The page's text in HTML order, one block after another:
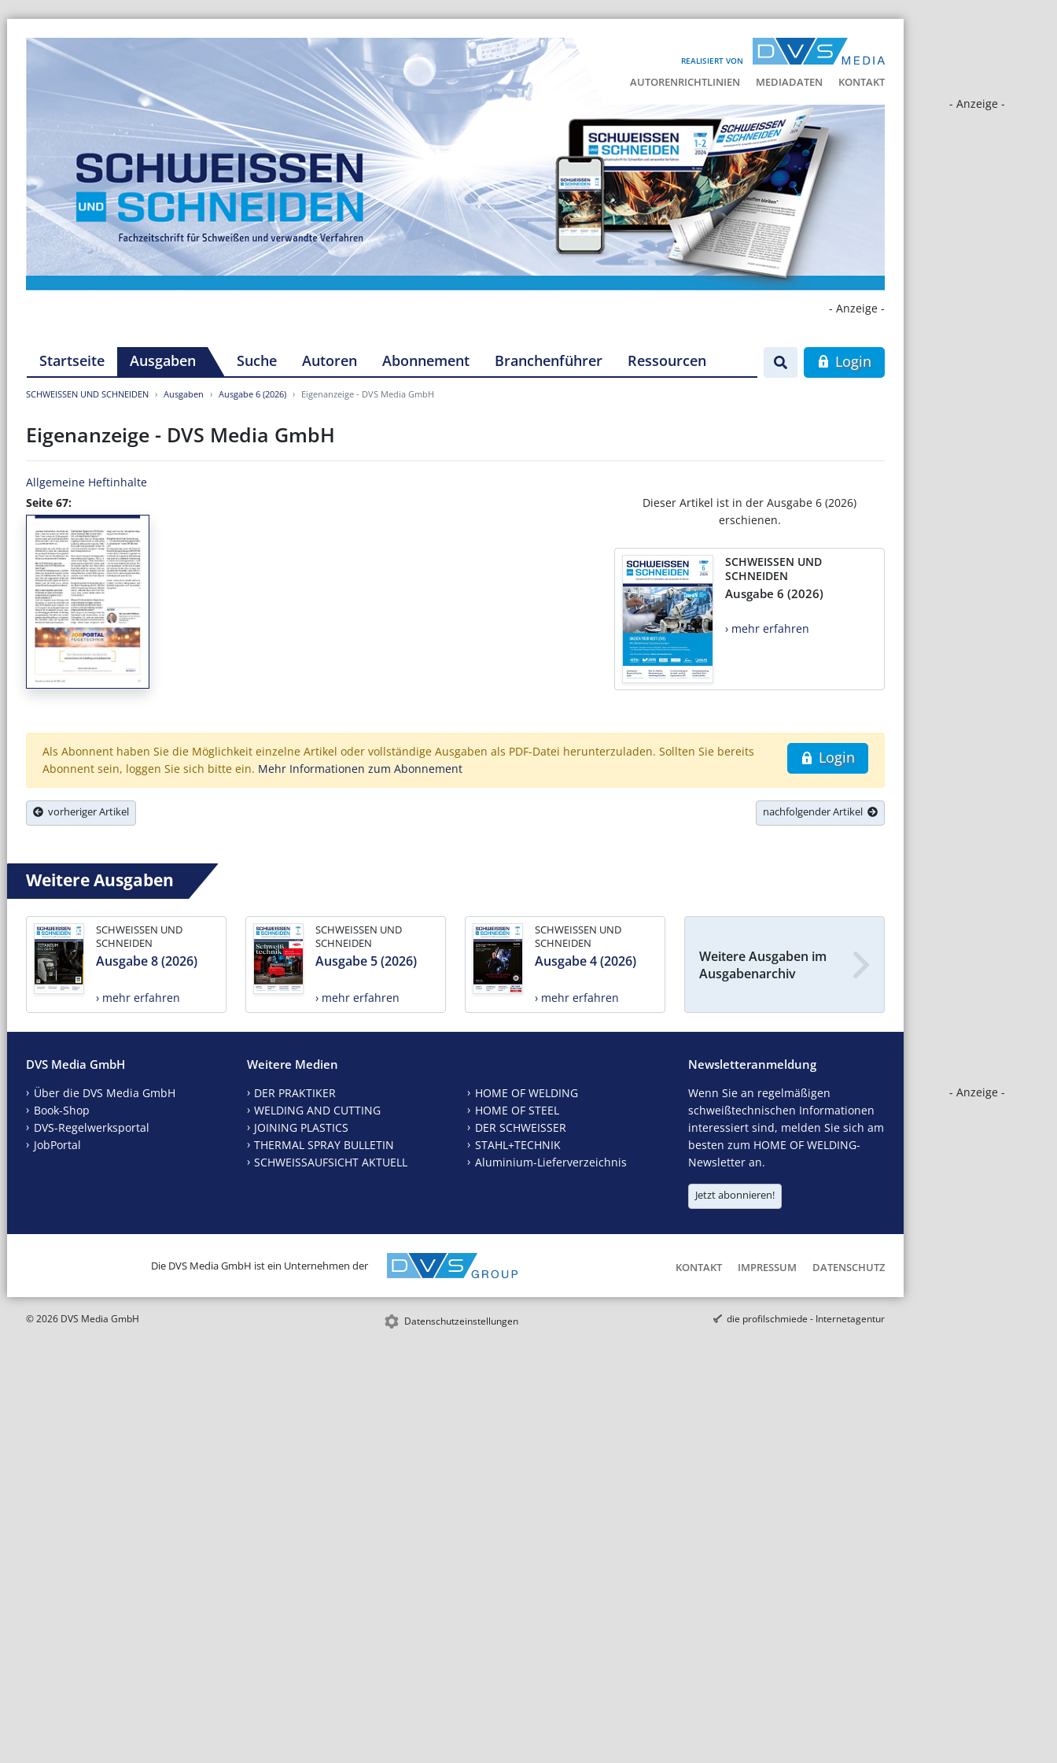
REALISIERT VON
AUTORENRICHTLINIEN MEDIADATEN KONTAKT
- Anzeige -
- Anzeige -
- Anzeige -
Startseite Ausgaben Suche Autoren Abonnement Branchenführer Ressourcen Login
SCHWEISSEN UND SCHNEIDEN Ausgaben Ausgabe 6 (2026) Eigenanzeige - DVS Media GmbH
Eigenanzeige - DVS Media GmbH
Allgemeine Heftinhalte
Seite 67:
Dieser Artikel ist in der Ausgabe 6 (2026)
erschienen.
SCHWEISSEN UND
SCHNEIDEN
Ausgabe 6 (2026)
› mehr erfahren
Login
Als Abonnent haben Sie die Möglichkeit einzelne Artikel oder vollständige Ausgaben als PDF-Datei herunterzuladen. Sollten Sie bereits
Abonnent sein, loggen Sie sich bitte ein. Mehr Informationen zum Abonnement
vorheriger Artikel nachfolgender Artikel
Weitere Ausgaben
SCHWEISSEN UND
SCHNEIDEN
Ausgabe 8 (2026)
› mehr erfahren
SCHWEISSEN UND
SCHNEIDEN
Ausgabe 5 (2026)
› mehr erfahren
SCHWEISSEN UND
SCHNEIDEN
Ausgabe 4 (2026)
› mehr erfahren
Weitere Ausgaben im
Ausgabenarchiv
DVS Media GmbH
Über die DVS Media GmbH
Book-Shop
DVS-Regelwerksportal
JobPortal
Weitere Medien
DER PRAKTIKER
WELDING AND CUTTING
JOINING PLASTICS
THERMAL SPRAY BULLETIN
SCHWEISSAUFSICHT AKTUELL
HOME OF WELDING
HOME OF STEEL
DER SCHWEISSER
STAHL+TECHNIK
Aluminium-Lieferverzeichnis
Newsletteranmeldung
Wenn Sie an regelmäßigen
schweißtechnischen Informationen
interessiert sind, melden Sie sich am
besten zum HOME OF WELDING-
Newsletter an.
Jetzt abonnieren!
Die DVS Media GmbH ist ein Unternehmen der KONTAKT IMPRESSUM DATENSCHUTZ
© 2026 DVS Media GmbH Datenschutzeinstellungen die profilschmiede - Internetagentur